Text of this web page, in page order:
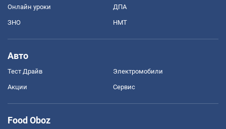
Онлайн уроки ДПА
ЗНО НМТ
Авто
Тест Драйв Электромобили
Акции Сервис
Food Oboz